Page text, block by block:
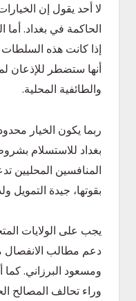
لا أحد يقول إن
الحاكمة في بغداد.
إذا كانت هذه السلطات
أنها ستضطر للإذعان
والطائفية المحلية.
ربما يكون الخيار
بغداد للاستسلام
المنافسين المحليين
بقوتها، جيدة التمويل
يجب على الولايات
دعم مطالب الانفصال
ومسعود البرزاني. كما
وراء تحالف المصالح